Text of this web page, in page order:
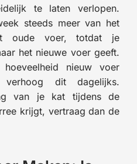
te laten verlopen.
steeds meer van het
oude voer, totdat je
het nieuwe voer geeft.
nieuw voer
dit dagelijks.
van je kat tijdens de
krijgt, vertraag dan de